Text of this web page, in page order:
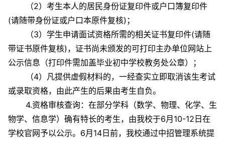
（2）考生本人的居民身份证复印件或户口簿复印件
(请随带身份证或户口本原件复核)；
（3）学生申请面试资格所需的相关证书复印件(请随
带证书原件复核)，证书尚未颁发的可打印主办单位网站上
公示信息（打印件需加盖毕业初中学校教务处公章）；
（4）凡提供虚假材料的，一经查实立即取消该生考试
或录取资格，由此产生的后果由考生自负。
4.资格审核查询：在部分学科（数学、物理、化学、生
物学、信息学）确有特长的考生，由我校于6月10-12日在
学校官网予以公示。6月14日前，我校通过中招管理系统提